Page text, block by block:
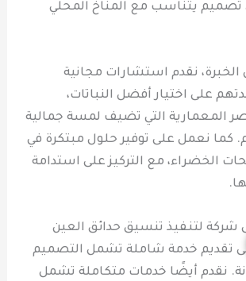
تصميم يتناسب مع المناخ المحلي
نقدم استشارات مجانية
على اختيار أفضل النباتات،
المعمارية التي تضيف لمسة جمالية
كما نعمل على توفير حلول مبتكرة في
الخضراء، مع التركيز على استدامة
شركة لتنفيذ تنسيق حدائق العين
تقديم خدمة شاملة تشمل التصميم
نقدم أيضًا خدمات متكاملة تشمل